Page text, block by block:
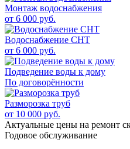
Монтаж водоснабжения
от 6 000 руб.
Водоснабжение СНТ
от 6 000 руб.
Подведение воды к дому
По договорённости
Разморозка труб
от 10 000 руб.
Актуальные цены на ремонт
Годовое обслуживание